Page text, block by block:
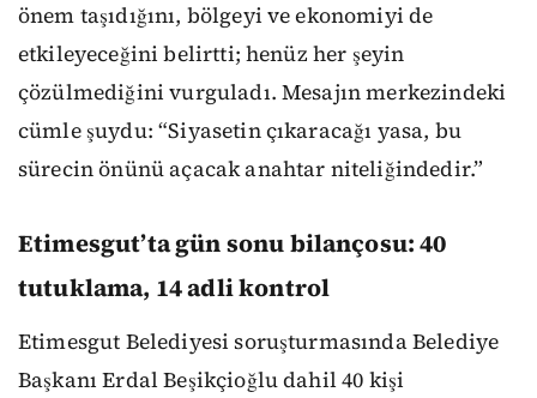
önem taşıdığını, bölgeyi ve ekonomiyi de
etkileyeceğini belirtti; henüz her şeyin
çözülmediğini vurguladı. Mesajın merkezindeki
cümle şuydu: “Siyasetin çıkaracağı yasa, bu
sürecin önünü açacak anahtar niteliğindedir.”
Etimesgut’ta gün sonu bilançosu: 40
tutuklama, 14 adli kontrol
Etimesgut Belediyesi soruşturmasında Belediye
Başkanı Erdal Beşikçioğlu dahil 40 kişi